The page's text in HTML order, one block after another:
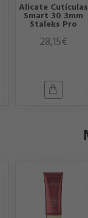
Alicate Cutículas
Smart 30 3mm
Staleks Pro
28,15€